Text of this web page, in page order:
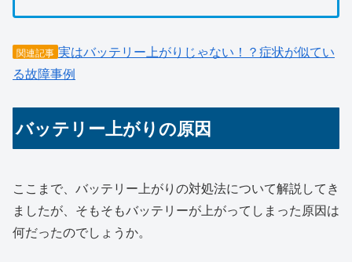
関連記事 実はバッテリー上がりじゃない！？症状が似てい
る故障事例
バッテリー上がりの原因
ここまで、バッテリー上がりの対処法について解説してき
ましたが、そもそもバッテリーが上がってしまった原因は
何だったのでしょうか。